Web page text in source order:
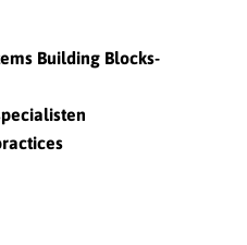
Building Blocks-